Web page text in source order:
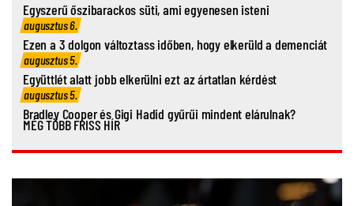
Egyszerű őszibarackos süti, ami egyenesen isteni
augusztus 6.
Ezen a 3 dolgon változtass időben, hogy elkerüld a demenciát
augusztus 5.
Együttlét alatt jobb elkerülni ezt az ártatlan kérdést
augusztus 5.
Bradley Cooper és Gigi Hadid gyűrűi mindent elárulnak?
MÉG TÖBB FRISS HÍR